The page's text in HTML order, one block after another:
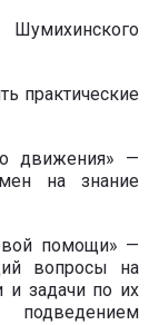
практические
движения» —
на знание
помощи» —
вопросы на
и задачи по их